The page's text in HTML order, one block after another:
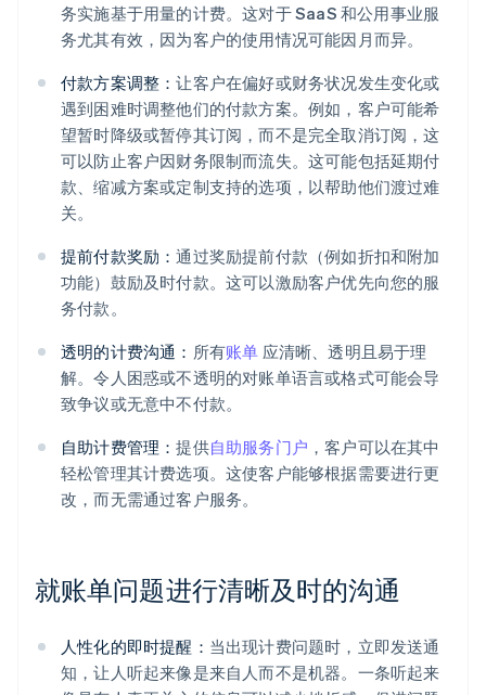
务实施基于用量的计费。这对于 SaaS 和公用事业服
务尤其有效，因为客户的使用情况可能因月而异。
付款方案调整：让客户在偏好或财务状况发生变化或
遇到困难时调整他们的付款方案。例如，客户可能希
望暂时降级或暂停其订阅，而不是完全取消订阅，这
可以防止客户因财务限制而流失。这可能包括延期付
款、缩减方案或定制支持的选项，以帮助他们渡过难
关。
提前付款奖励：通过奖励提前付款（例如折扣和附加
功能）鼓励及时付款。这可以激励客户优先向您的服
务付款。
透明的计费沟通： 所有账单 应清晰、透明且易于理
解。令人困惑或不透明的对账单语言或格式可能会导
致争议或无意中不付款。
自助计费管理：提供自助服务门户 ，客户可以在其中
轻松管理其计费选项。这使客户能够根据需要进行更
改，而无需通过客户服务。
就账单问题进行清晰及时的沟通
人性化的即时提醒： 当出现计费问题时，立即发送通
知，让人听起来像是来自人而不是机器。一条听起来